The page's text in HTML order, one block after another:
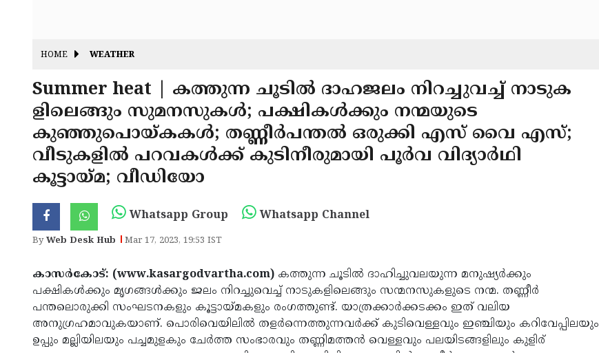
HOME WEATHER
Summer heat | കത്തുന്ന ചൂടില്‍ ദാഹജലം നിറച്ചുവച്ച് നാടുക
ളിലെങ്ങും സുമനസുകൾ; പക്ഷികള്‍ക്കും നന്മയുടെ
കുഞ്ഞുപൊയ്കകള്‍; തണ്ണീര്‍പന്തല്‍ ഒരുക്കി എസ് വൈ എസ്;
വീടുകളില്‍ പറവകള്‍ക്ക് കുടിനീരുമായി പൂര്‍വ വിദ്യാര്‍ഥി
കൂട്ടായ്മ; വീഡിയോ
Whatsapp Group Whatsapp Channel
ByWeb Desk Hub Mar 17, 2023, 19:53 IST
കാസര്‍കോട്: (www.kasargodvartha.com) കത്തുന്ന ചൂടില്‍ ദാഹിച്ചുവലയുന്ന മനുഷ്യര്‍ക്കും
പക്ഷികള്‍ക്കും മൃഗങ്ങള്‍ക്കും ജലം നിറച്ചുവെച്ച് നാടുകളിലെങ്ങും സന്മനസുകളുടെ നന്മ. തണ്ണീര്‍
പന്തലൊരുക്കി സംഘടനകളും കൂട്ടായ്മകളും രംഗത്തുണ്ട്. യാത്രക്കാര്‍ക്കടക്കം ഇത് വലിയ
അനുഗ്രഹമാവുകയാണ്. പൊരിവെയിലില്‍ തളര്‍ന്നെത്തുന്നവര്‍ക്ക് കുടിവെള്ളവും ഇഞ്ചിയും കറിവേപ്പിലയും
ഉപ്പും മല്ലിയിലയും പച്ചമുളകും ചേര്‍ത്ത സംഭാരവും തണ്ണിമത്തന്‍ വെള്ളവും പലയിടങ്ങളിലും കുളിര്